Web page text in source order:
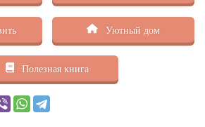
Уютный дом
Полезная книга